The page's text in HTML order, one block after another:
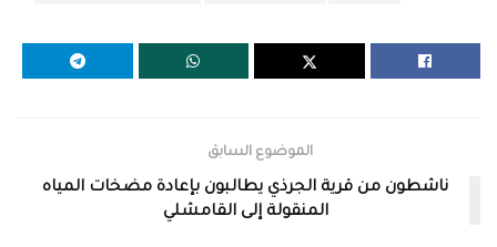
الموضوع السابق
ناشطون من قرية الجرذي يطالبون بإعادة مضخات المياه
المنقولة إلى القامشلي